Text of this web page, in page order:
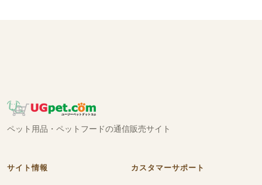
ペット用品・ペットフードの通信販売サイト
サイト情報 カスタマーサポート